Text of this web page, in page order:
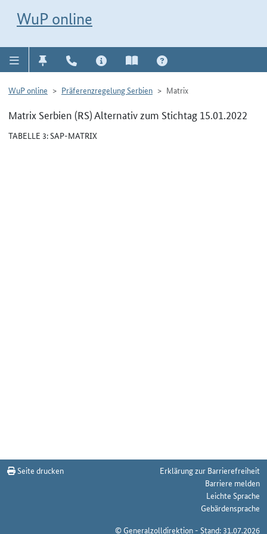
WuP online
WuP online Präferenzregelung Serbien Matrix
Matrix Serbien (RS) Alternativ zum Stichtag 15.01.2022
TABELLE 3: SAP-MATRIX
Seite drucken
Erklärung zur Barrierefreiheit
Barriere melden
Leichte Sprache
Gebärdensprache
© Generalzolldirektion - Stand: 31.07.2026